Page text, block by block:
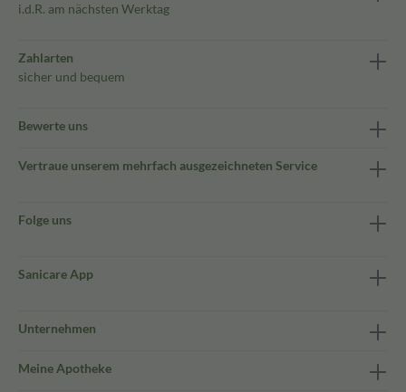
i.d.R. am nächsten Werktag
Zahlarten
sicher und bequem
Bewerte uns
Vertraue unserem mehrfach ausgezeichneten Service
Folge uns
Sanicare App
Unternehmen
Meine Apotheke